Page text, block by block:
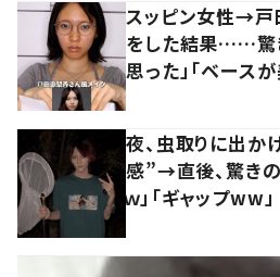
スッピン女性→戸
をした結果……驚
思った」「ベースが
夜、虫取りに出か
感”→直後、驚き
ｗ」「ギャップww」